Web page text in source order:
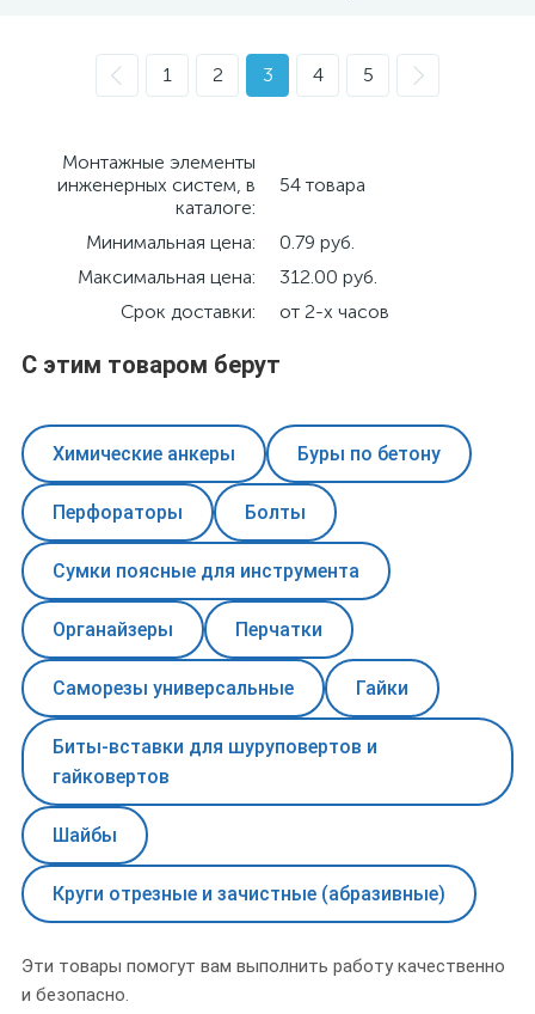
1 2 3 4 5
Монтажные элементы
инженерных систем, в
каталоге:
54 товара
Минимальная цена:
0.79 руб.
Максимальная цена:
312.00 руб.
Срок доставки:
от 2-х часов
С этим товаром берут
Химические анкеры Буры по бетону
Перфораторы Болты
Сумки поясные для инструмента
Органайзеры Перчатки
Саморезы универсальные Гайки
Биты-вставки для шуруповертов и
гайковертов
Шайбы
Круги отрезные и зачистные (абразивные)
Эти товары помогут вам выполнить работу качественно
и безопасно.